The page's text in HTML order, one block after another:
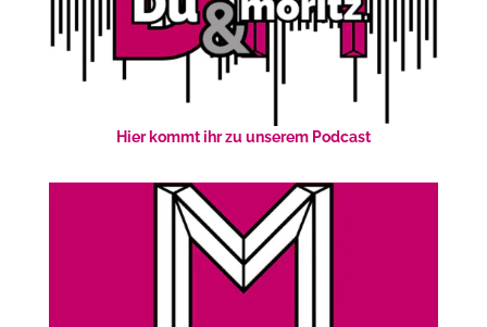
Hier kommt ihr zu unserem Podcast